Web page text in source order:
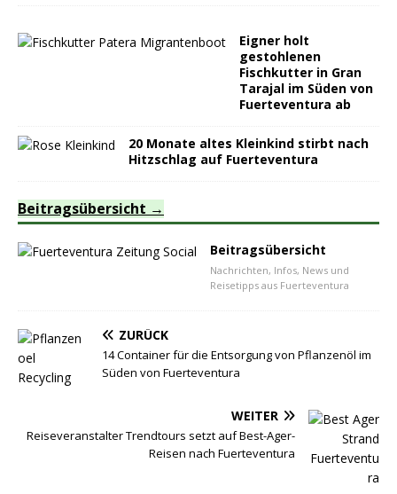
Eigner holt
gestohlenen
Fischkutter in Gran
Tarajal im Süden von
Fuerteventura ab
20 Monate altes Kleinkind stirbt nach
Hitzschlag auf Fuerteventura
Beitragsübersicht
Beitragsübersicht
Nachrichten, Infos, News und
Reisetipps aus Fuerteventura
ZURÜCK
14 Container für die Entsorgung von Pflanzenöl im
Süden von Fuerteventura
WEITER
Reiseveranstalter Trendtours setzt auf Best-Ager-
Reisen nach Fuerteventura